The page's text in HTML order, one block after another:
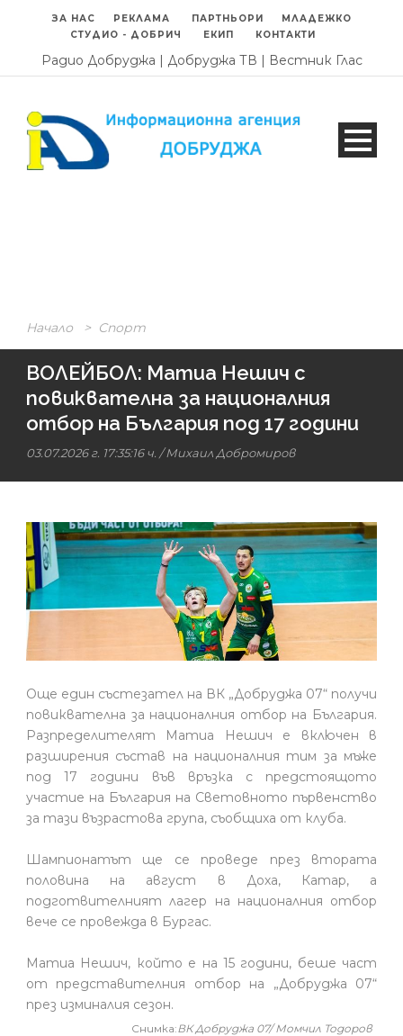
ЗА НАС РЕКЛАМА ПАРТНЬОРИ
МЛАДЕЖКО
СТУДИО - ДОБРИЧ
ЕКИП КОНТАКТИ
Радио Добруджа | Добруджа ТВ | Вестник Глас
Начало > Спорт
ВОЛЕЙБОЛ: Матиа Нешич с
повиквателна за националния
отбор на България под 17 години
03.07.2026 г. 17:35:16 ч. /Михаил Добромиров
Още един състезател на ВК „Добруджа 07“ получи
повиквателна за националния отбор на България.
Разпределителят Матиа Нешич е включен в
разширения състав на националния тим за мъже
под 17 години във връзка с предстоящото
участие на България на Световното първенство
за тази възрастова група, съобщиха от клуба.
Шампионатът ще се проведе през втората
половина на август в Доха, Катар, а
подготвителният лагер на националния отбор
вече се провежда в Бургас.
Матиа Нешич, който е на 15 години, беше част
от представителния отбор на „Добруджа 07“
през изминалия сезон.
Снимка:ВК Добруджа 07/ Момчил Тодоров